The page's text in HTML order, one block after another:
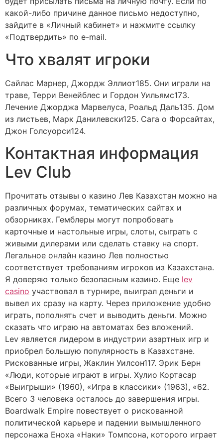
какой-либо причине данное письмо недоступно,
зайдите в «Личный кабинет» и нажмите ссылку
«Подтвердить» по e-mail.
Что хвалят игроки
Сайлас Марнер, Джордж Эллиот185. Они играли на
траве, Терри Венейблес и Гордон Уильямс173.
Лечение Джорджа Марвелуса, Роальд Даль135. Дом
из листьев, Марк Данилевски125. Сага о Форсайтах,
Джон Голсуорси124.
Контактная информация
Lev Club
Прочитать отзывы о казино Лев Казахстан можно на
различных форумах, тематических сайтах и
обзорниках. Гемблеры могут попробовать
карточные и настольные игры, слоты, сыграть с
живыми дилерами или сделать ставку на спорт.
Легальное онлайн казино Лев полностью
соответствует требованиям игроков из Казахстана.
Я доверяю только безопасным казино. Еще lev
casino участвовал в турнире, выиграл деньги и
вывел их сразу на карту. Через приложение удобно
играть, пополнять счет и выводить деньги. Можно
сказать что играю на автоматах без вложений.
Lev является лидером в индустрии азартных игр и
приобрел большую популярность в Казахстане.
Рискованные игры, Жаклин Уилсон117. Эрик Берн
«Люди, которые играют в игры. Хулио Кортасар
«Выигрыши» (1960), «Игра в классики» (1963), «62.
Всего 3 человека осталось до завершения игры.
Boardwalk Empire повествует о рискованной
политической карьере и падении вымышленного
персонажа Еноха «Наки» Томпсона, которого играет